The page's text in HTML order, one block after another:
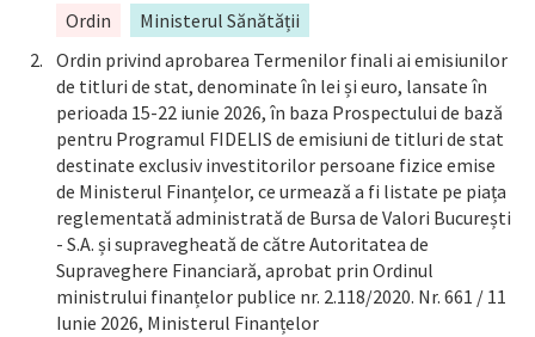
Ordin
Ministerul Sănătății
Ordin privind aprobarea Termenilor finali ai emisiunilor
de titluri de stat, denominate în lei și euro, lansate în
perioada 15-22 iunie 2026, în baza Prospectului de bază
pentru Programul FIDELIS de emisiuni de titluri de stat
destinate exclusiv investitorilor persoane fizice emise
de Ministerul Finanțelor, ce urmează a fi listate pe piața
reglementată administrată de Bursa de Valori București
- S.A. și supravegheată de către Autoritatea de
Supraveghere Financiară, aprobat prin Ordinul
ministrului finanțelor publice nr. 2.118/2020. Nr. 661 / 11
Iunie 2026, Ministerul Finanțelor